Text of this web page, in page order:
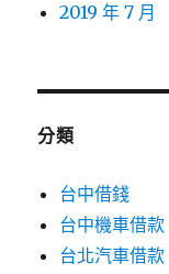
2019 年 7 月
分類
台中借錢
台中機車借款
台北汽車借款